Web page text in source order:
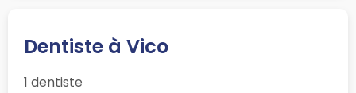
Dentiste à Vico
1 dentiste